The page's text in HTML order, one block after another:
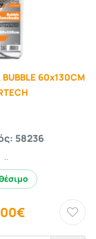
60x130CM
58236
..